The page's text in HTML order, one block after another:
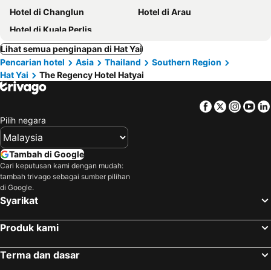
Hotel di Changlun
Hotel di Arau
Hotel di Kuala Perlis
Lihat semua penginapan di Hat Yai
Pencarian hotel
Asia Thailand
Southern Region
Hat Yai
The Regency Hotel Hatyai
Facebook
Twitter
Pilih negara
Tambah di Google
Cari keputusan kami dengan mudah:
tambah trivago sebagai sumber pilihan
di Google.
Syarikat
Produk kami
Terma dan dasar